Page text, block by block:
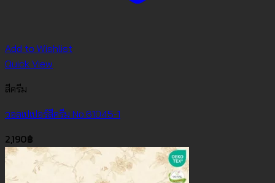
Add to Wishlist
Quick View
สีครีม
วอลเปเปอร์สีครีม No.61045-1
2,190฿